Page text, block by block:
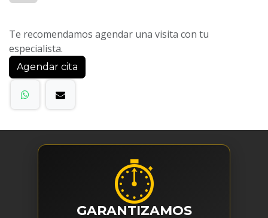
Te recomendamos agendar una visita con tu
especialista.
Agendar cita
⏱
GARANTIZAMOS